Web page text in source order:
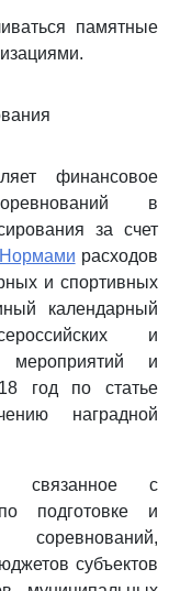
памятные
финансовое
в
за счет
Нормами расходов
и спортивных
календарный
и
мероприятий и
год по статье
наградной
связанное с
подготовке и
субъектов